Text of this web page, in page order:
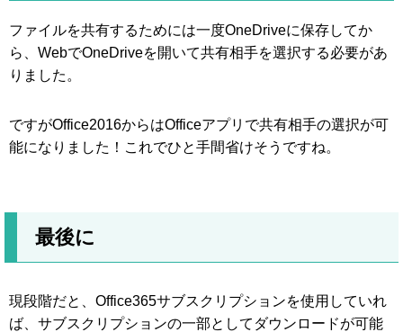
ファイルを共有するためには一度OneDriveに保存してか
ら、WebでOneDriveを開いて共有相手を選択する必要があ
りました。
ですがOffice2016からはOfficeアプリで共有相手の選択が可
能になりました！これでひと手間省けそうですね。
最後に
現段階だと、Office365サブスクリプションを使用していれ
ば、サブスクリプションの一部としてダウンロードが可能